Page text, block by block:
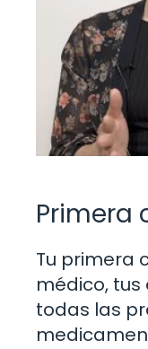
Primera
Tu primera
médico,
todas las